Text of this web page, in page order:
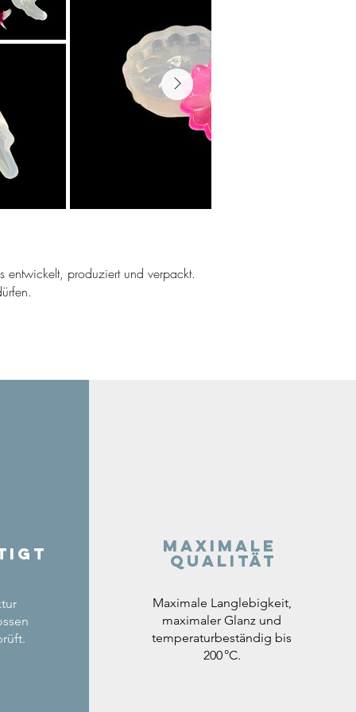
entwickelt, produziert und verpackt.
Maximale
Qualität
Maximale Langlebigkeit,
maximaler Glanz und
temperaturbeständig bis
200 °C.